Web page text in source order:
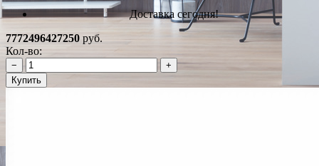
Доставка сегодня!
7772496427250 руб.
Кол-во:
−
+
Купить